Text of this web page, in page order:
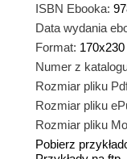
ISBN Ebooka:
Data wydania
Format: 170x230
Numer z
Rozmiar pliku
Rozmiar pliku
Rozmiar pliku
Pobierz